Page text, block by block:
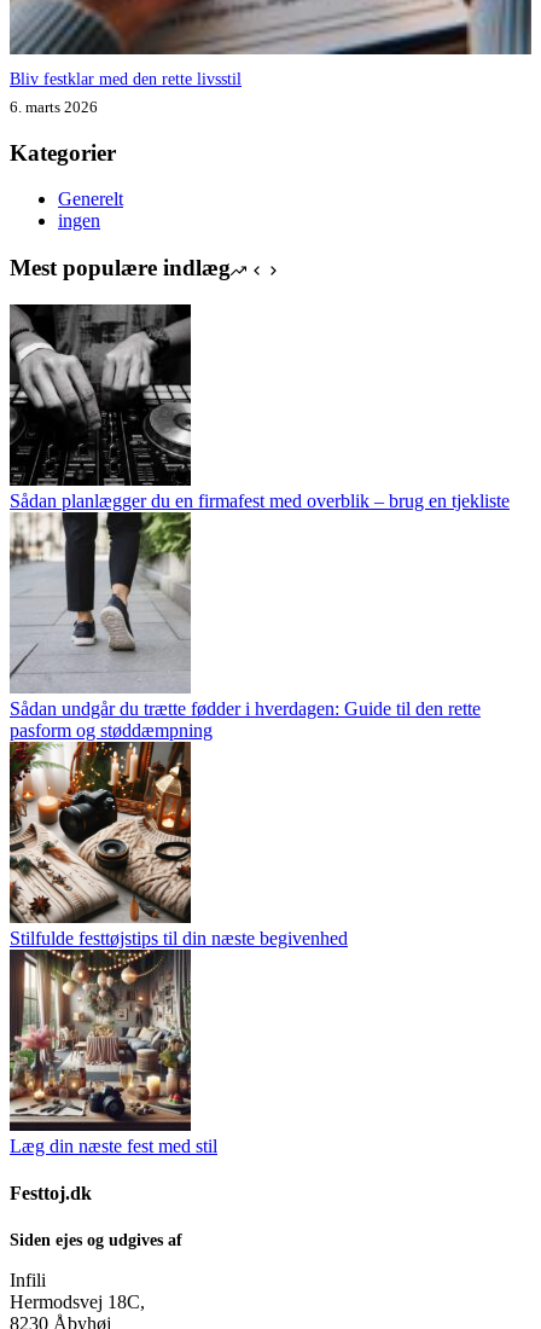
Bliv festklar med den rette livsstil
6. marts 2026
Kategorier
Generelt
ingen
Mest populære indlæg
Sådan planlægger du en firmafest med overblik – brug en tjekliste
Sådan undgår du trætte fødder i hverdagen: Guide til den rette
pasform og støddæmpning
Stilfulde festtøjstips til din næste begivenhed
Læg din næste fest med stil
Festtoj.dk
Siden ejes og udgives af
Infili
Hermodsvej 18C,
8230 Åbyhøj